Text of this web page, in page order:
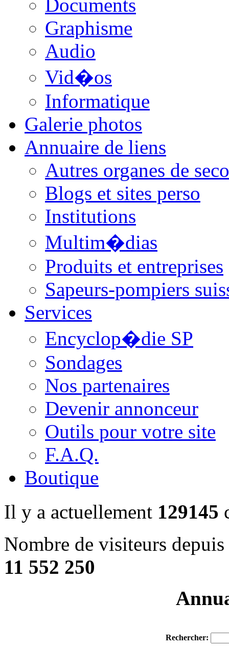
Documents
Graphisme
Audio
Vid�os
Informatique
Galerie photos
Annuaire de liens
Autres organes de
Blogs et sites perso
Institutions
Multim�dias
Produits et entreprises
Sapeurs-pompiers
Services
Encyclop�die SP
Sondages
Nos partenaires
Devenir annonceur
Outils pour votre site
F.A.Q.
Boutique
Il y a actuellement 129145
Nombre de visiteurs
11 552 250
Rechercher: